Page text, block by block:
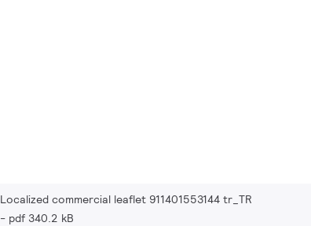
Localized commercial leaflet 911401553144 tr_TR
pdf 340.2 kB